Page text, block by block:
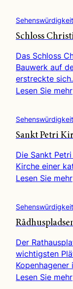
Schloss
Das Schloss
Bauwerk auf
erstreckte
Lesen Sie mehr
Sankt Petri
Die Sankt
Kirche einer
Lesen Sie mehr
Der
wichtigsten
Lesen Sie mehr